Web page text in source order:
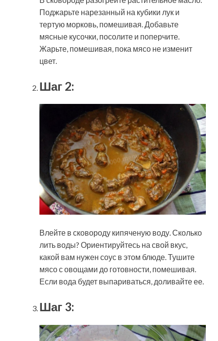
Поджарьте нарезанный на кубики лук и
тертую морковь, помешивая. Добавьте
мясные кусочки, посолите и поперчите.
Жарьте, помешивая, пока мясо не изменит
цвет.
Шаг 2:
Влейте в сковороду кипяченую воду. Сколько
лить воды? Ориентируйтесь на свой вкус,
какой вам нужен соус в этом блюде. Тушите
мясо с овощами до готовности, помешивая.
Если вода будет выпариваться, доливайте ее.
Шаг 3: